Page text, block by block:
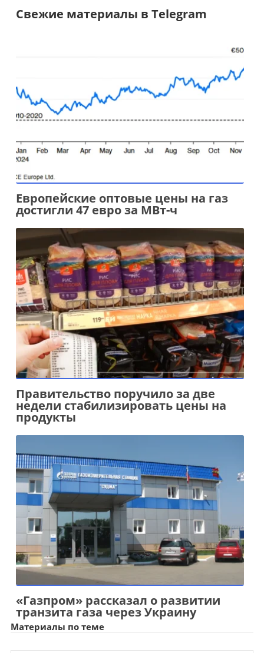
Свежие материалы в Telegram
Европейские оптовые цены на газ
достигли 47 евро за МВт-ч
Правительство поручило за две
недели стабилизировать цены на
продукты
«Газпром» рассказал о развитии
транзита газа через Украину
Материалы по теме